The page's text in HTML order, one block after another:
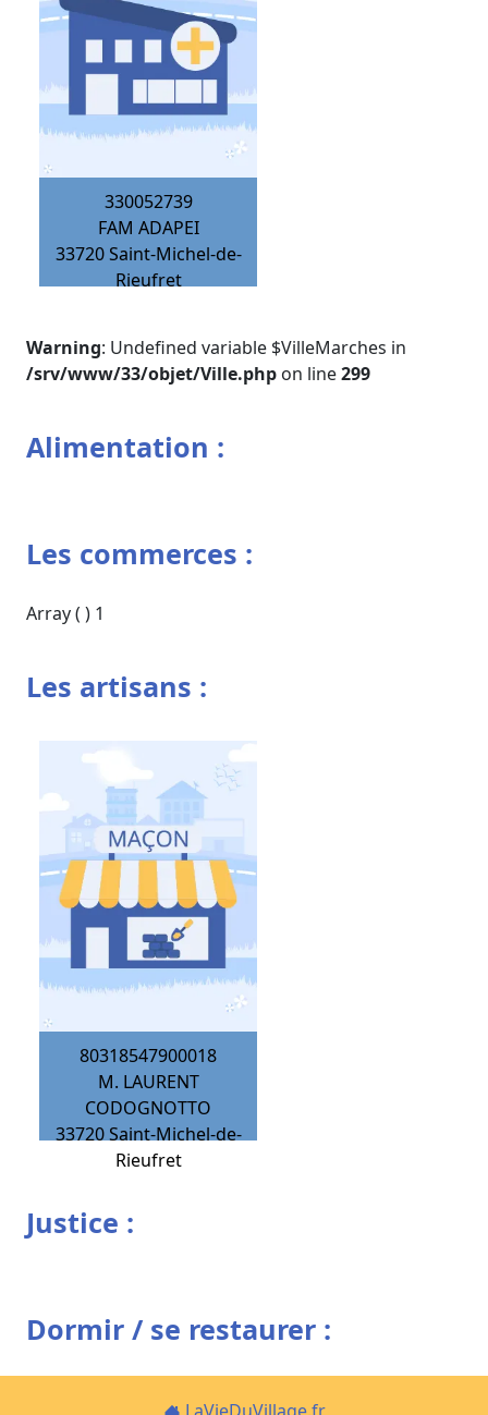
330052739
FAM ADAPEI
33720 Saint-Michel-de-
Rieufret
Warning: Undefined variable $VilleMarches in
/srv/www/33/objet/Ville.php on line299
Alimentation :
Les commerces :
Array ( ) 1
Les artisans :
80318547900018
M. LAURENT
CODOGNOTTO
33720 Saint-Michel-de-
Rieufret
Justice :
Dormir / se restaurer :